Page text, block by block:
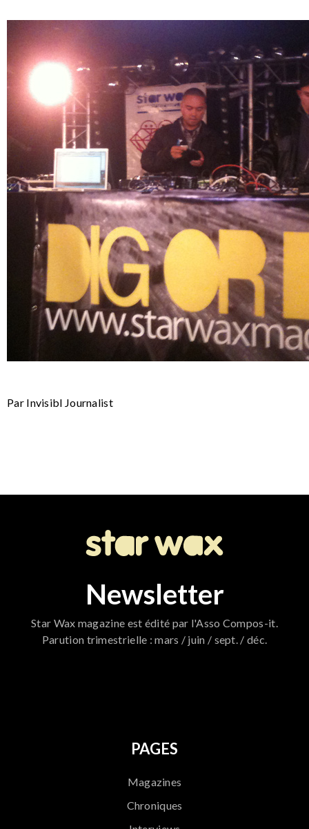
Par Invisibl Journalist
Newsletter
Star Wax magazine est édité par l'Asso Compos-it.
Parution trimestrielle : mars / juin / sept. / déc.
PAGES
Magazines
Chroniques